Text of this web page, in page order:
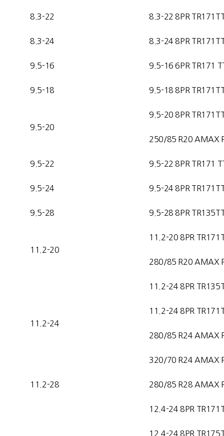
8.3-22 8.3-22 8PR
8.3-24 8.3-24 8PR
9.5-16 9.5-16 6PR TR171
9.5-18 9.5-18 8PR
9.5-20
9.5-20 8PR
250/85 R20 AMAX
9.5-22 9.5-22 8PR TR171
9.5-24 9.5-24 8PR
9.5-28 9.5-28 8PR
11.2-20
11.2-20 8PR
280/85 R20 AMAX
11.2-24
11.2-24 8PR
11.2-24 8PR
280/85 R24 AMAX
320/70 R24 AMAX
11.2-28 280/85 R28 AMAX
12.4-24 8PR
12.4-24 8PR